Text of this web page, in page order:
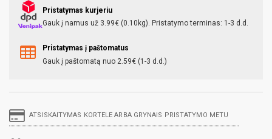
Pristatymas kurjeriu
Gauk į namus už 3.99€ (0.10kg). Pristatymo terminas: 1-3 d.d.
Pristatymas į paštomatus
Gauk į paštomatą nuo 2.59€ (1-3 d.d.)
ATSISKAITYMAS KORTELE ARBA GRYNAIS PRISTATYMO METU